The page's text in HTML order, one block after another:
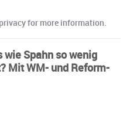
for more information.
Spahn so wenig
Mit WM- und Reform-